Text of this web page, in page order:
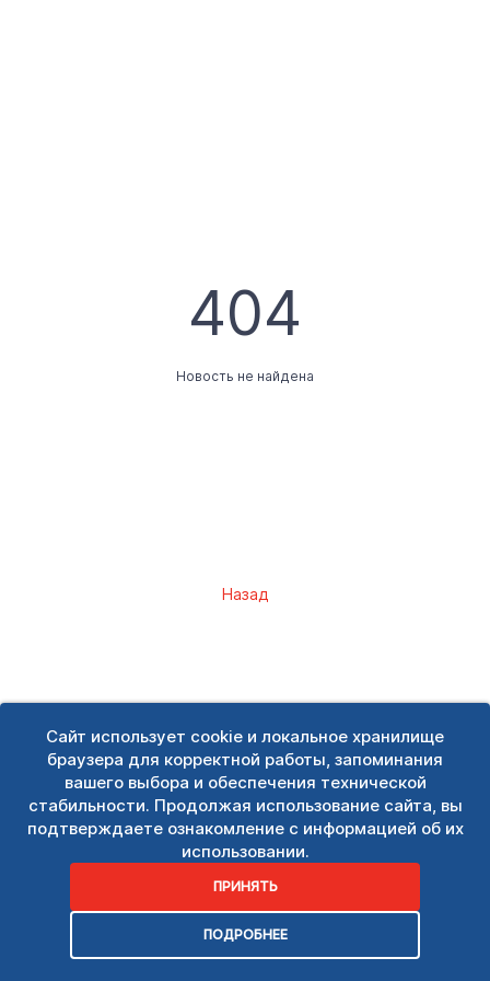
Сайт использует cookie и локальное хранилище
браузера для корректной работы, запоминания
вашего выбора и обеспечения технической
стабильности. Продолжая использование сайта, вы
подтверждаете ознакомление с информацией об их
использовании.
ПРИНЯТЬ
ПОДРОБНЕЕ
404
Новость не найдена
Назад